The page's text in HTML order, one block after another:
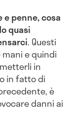
penne, cosa
quasi
. Questi
e quindi
in
in fatto di
è
danni ai